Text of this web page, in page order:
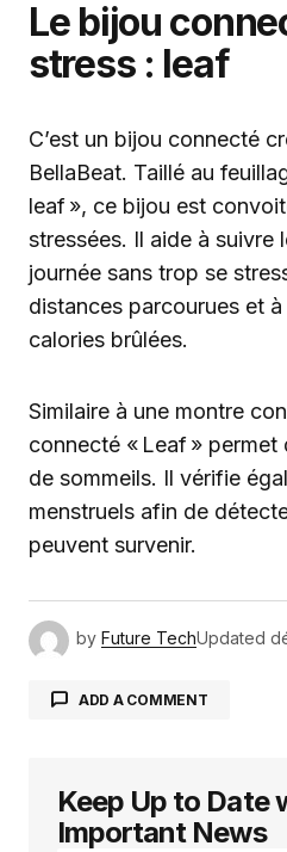
Le bijou
stress : leaf
C’est un bijou connecté
BellaBeat. Taillé au
leaf », ce bijou est
stressées. Il aide à suivre
journée sans trop se
distances parcourues et
calories brûlées.
Similaire à une montre
connecté « Leaf »
de sommeils. Il vérifie
menstruels afin de
peuvent survenir.
by Future TechUpdated
ADD A COMMENT
Votre adresse e-mail ne
champs obligatoires sont
Keep Up to Date
Important News